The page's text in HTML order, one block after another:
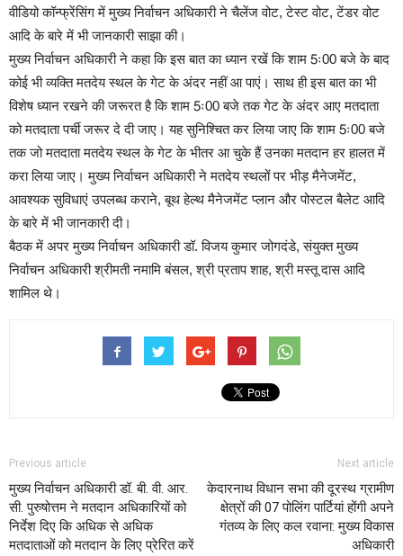
वीडियो कॉन्फ्रेंसिंग में मुख्य निर्वाचन अधिकारी ने चैलेंज वोट, टेस्ट वोट, टेंडर वोट
आदि के बारे में भी जानकारी साझा की।
मुख्य निर्वाचन अधिकारी ने कहा कि इस बात का ध्यान रखें कि शाम 5ः00 बजे के बाद
कोई भी व्यक्ति मतदेय स्थल के गेट के अंदर नहीं आ पाएं। साथ ही इस बात का भी
विशेष ध्यान रखने की जरूरत है कि शाम 5ः00 बजे तक गेट के अंदर आए मतदाता
को मतदाता पर्ची जरूर दे दी जाए। यह सुनिश्चित कर लिया जाए कि शाम 5ः00 बजे
तक जो मतदाता मतदेय स्थल के गेट के भीतर आ चुके हैं उनका मतदान हर हालत में
करा लिया जाए। मुख्य निर्वाचन अधिकारी ने मतदेय स्थलों पर भीड़ मैनेजमेंट,
आवश्यक सुविधाएं उपलब्ध कराने, बूथ हेल्थ मैनेजमेंट प्लान और पोस्टल बैलेट आदि
के बारे में भी जानकारी दी।
बैठक में अपर मुख्य निर्वाचन अधिकारी डॉ. विजय कुमार जोगदंडे, संयुक्त मुख्य
निर्वाचन अधिकारी श्रीमती नमामि बंसल, श्री प्रताप शाह, श्री मस्तू दास आदि
शामिल थे।
Previous article
मुख्य निर्वाचन अधिकारी डॉ. बी. वी. आर.
सी. पुरुषोत्तम ने मतदान अधिकारियों को
निर्देश दिए कि अधिक से अधिक
मतदाताओं को मतदान के लिए प्रेरित करें
Next article
केदारनाथ विधान सभा की दूरस्थ ग्रामीण
क्षेत्रों की 07 पोलिंग पार्टियां होंगी अपने
गंतव्य के लिए कल रवाना: मुख्य विकास
अधिकारी